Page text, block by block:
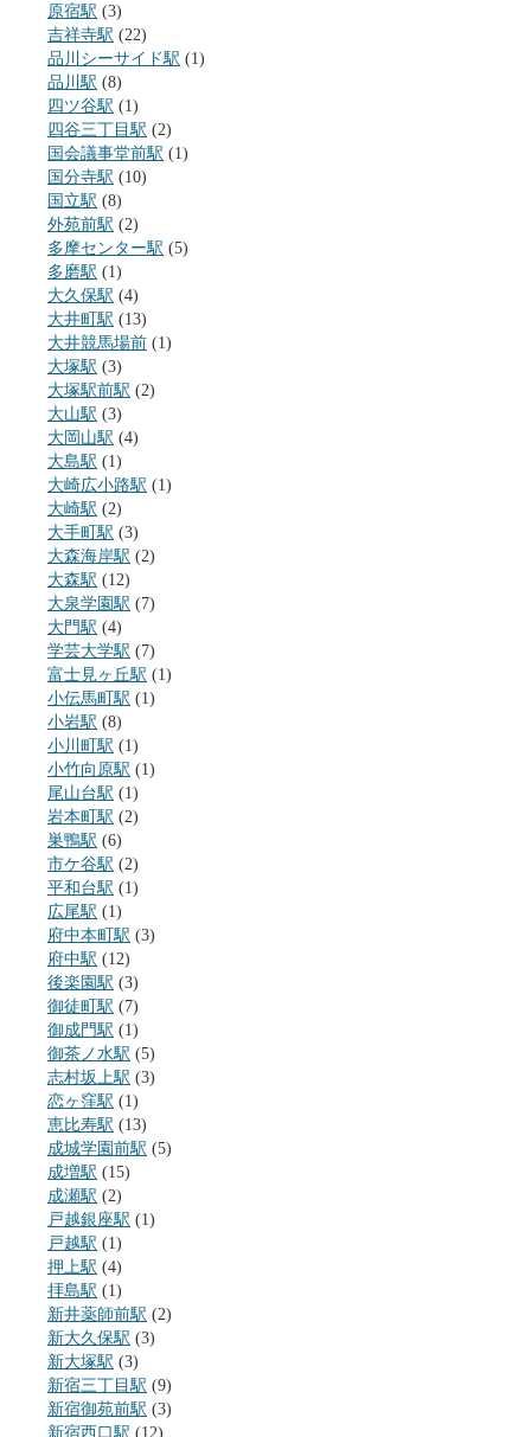
原宿駅 (3)
吉祥寺駅 (22)
品川シーサイド駅 (1)
品川駅 (8)
四ツ谷駅 (1)
四谷三丁目駅 (2)
国会議事堂前駅 (1)
国分寺駅 (10)
国立駅 (8)
外苑前駅 (2)
多摩センター駅 (5)
多磨駅 (1)
大久保駅 (4)
大井町駅 (13)
大井競馬場前 (1)
大塚駅 (3)
大塚駅前駅 (2)
大山駅 (3)
大岡山駅 (4)
大島駅 (1)
大崎広小路駅 (1)
大崎駅 (2)
大手町駅 (3)
大森海岸駅 (2)
大森駅 (12)
大泉学園駅 (7)
大門駅 (4)
学芸大学駅 (7)
富士見ヶ丘駅 (1)
小伝馬町駅 (1)
小岩駅 (8)
小川町駅 (1)
小竹向原駅 (1)
尾山台駅 (1)
岩本町駅 (2)
巣鴨駅 (6)
市ケ谷駅 (2)
平和台駅 (1)
広尾駅 (1)
府中本町駅 (3)
府中駅 (12)
後楽園駅 (3)
御徒町駅 (7)
御成門駅 (1)
御茶ノ水駅 (5)
志村坂上駅 (3)
恋ヶ窪駅 (1)
恵比寿駅 (13)
成城学園前駅 (5)
成増駅 (15)
成瀬駅 (2)
戸越銀座駅 (1)
戸越駅 (1)
押上駅 (4)
拝島駅 (1)
新井薬師前駅 (2)
新大久保駅 (3)
新大塚駅 (3)
新宿三丁目駅 (9)
新宿御苑前駅 (3)
新宿西口駅 (12)